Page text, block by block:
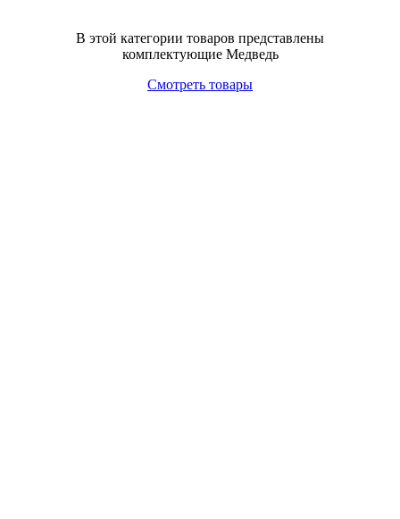
В этой категории товаров представлены
комплектующие Медведь
Смотреть товары